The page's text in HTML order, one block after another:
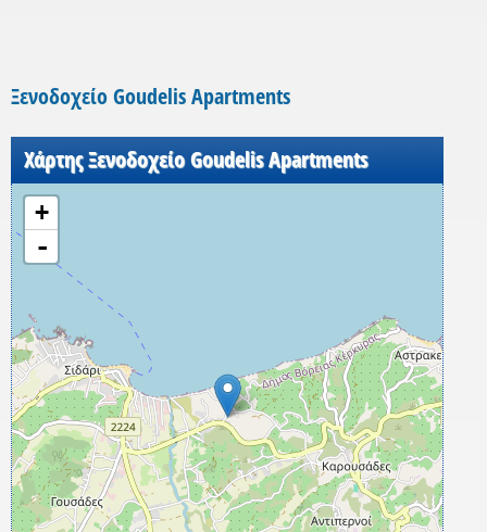
Ξενοδοχείο Goudelis Apartments
Χάρτης Ξενοδοχείο Goudelis Apartments
+
-